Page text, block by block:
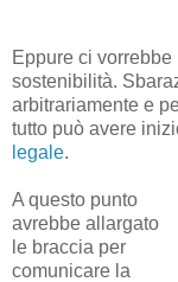
Eppure ci
sostenibilità.
arbitrariamente e
tutto può avere
legale.
A questo punto
avrebbe allargato
le braccia per
comunicare la